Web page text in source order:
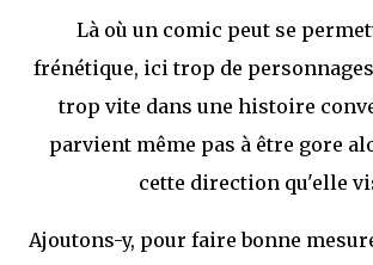
Là où un comic peut se
frénétique, ici trop de
trop vite dans une histoire
parvient même pas à être gore
cette direction qu'elle
Ajoutons-y, pour faire bonne